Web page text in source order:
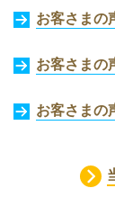
お客さまの
お客さまの
お客さまの